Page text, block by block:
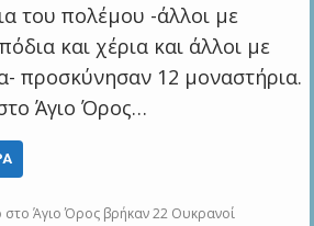
του πολέμου -άλλοι με
και χέρια και άλλοι με
προσκύνησαν 12 μοναστήρια.
Άγιο Όρος…
στο Άγιο Όρος βρήκαν 22 Ουκρανοί